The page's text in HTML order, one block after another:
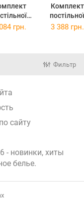
Poplin
Комплект
постільної
білизни Poplin
грн. 3 388 грн.
Фильтр
сайту
- новинки, хиты
белье.